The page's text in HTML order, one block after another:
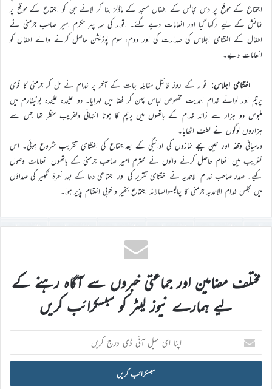
اجتماع کے موقع پر دس مجالس کے اطفال مسجد کے ماڈلز بنا کر لائے جن کو اجتماع کے موقع پر
نمائش کے لیے رکھا گیا اور انعامات دیے گئے۔ اتوار کی سہ پہر مکرم امیر صاحب جرمنی نے
اطفال کے اختتامی اجلاس کی صدارت کی اور دوم، سوم پوزیشن حاصل کرنے والے اطفال کو
انعامات دیے۔
اختتامی اجلاس: اتوار کے روز فائنل مقابلہ جات کے آخر پر خدام نے مل کر جرمنی کا قومی
پرچم اور لوائے خدام احمدیت مخصوص لباس پہن کر فضا میں لہرایا۔ دو علیحدہ علیحدہ یونیفارم میں
ملبوس دو ہزار سے زائد خدام کے ہاتھوں میں پرچم کا ہونا انتہائی دلفریب منظر تھا جس سے
ہزاروں لوگوں نے لطف اٹھایا۔
درمیانی وقفہ اور تین بجے نمازوں کی ادائیگی کے بعداجتماع کی اختتامی تقریب شروع ہوئی۔ اس
تقریب میں انعام حاصل کرنے والوں نے محترم امیر صاحب جرمنی کے ہاتھوں انعامات وصول
کیے۔ صدر صاحب خدام الاحمدیہ نے اختتامی تقریر کی اور اجتماعی دعا کے بعد نعرۂ تکبیر کی صداؤں
میں مجلس خدام الاحمدیہ جرمنی کا چالیسواںسالانہ اجتماع بخیر و خوبی اختتام پذیر ہوا۔
مختلف مضامین اور جماعتی خبروں سے آگاہ رہنے کے
لیے ہمارے نیوز لیٹر کو سبسکرائب کریں
اپنا
ای
میل